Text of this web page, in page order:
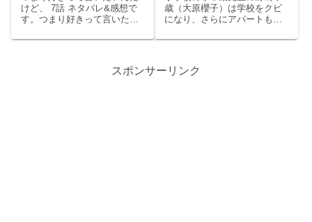
～。
けど、 7話 ネタバレ&感想で
す。つまり好きって言いたい
那（櫻井海音）はCM露出が増
（大原櫻子）は再び瀬那のマ
ネージャーをすることになり
ィングダンスかわいい
(≧∇≦)
歳（大原櫻子）は学校をクビ
になり、さらにアパートもも
を迎えていた。たまたま拾っ
行くと、俳優の藤代瀬那（櫻
井海音）と出会う。
スポンサーリンク